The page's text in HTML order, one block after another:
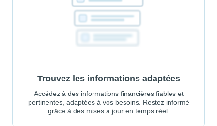
Trouvez les informations adaptées
Accédez à des informations financières fiables et
pertinentes, adaptées à vos besoins. Restez informé
grâce à des mises à jour en temps réel.